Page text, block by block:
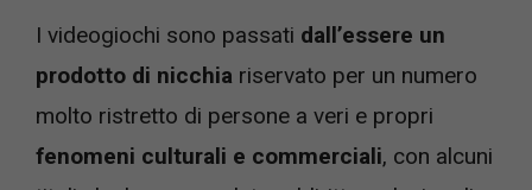
I videogiochi sono passati dall’essere un
prodotto di nicchia riservato per un numero
molto ristretto di persone a veri e propri
fenomeni culturali e commerciali, con alcuni